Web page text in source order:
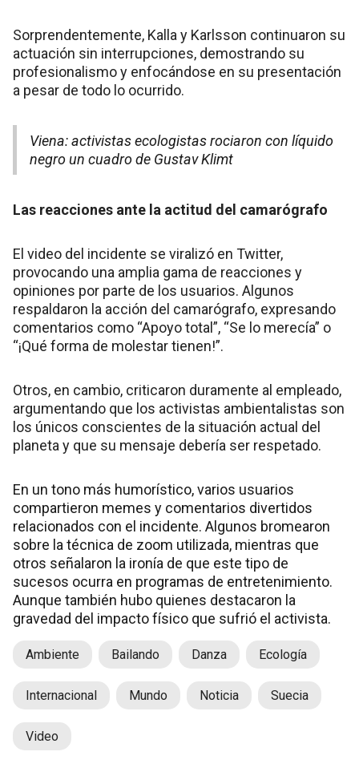
Sorprendentemente, Kalla y Karlsson continuaron su
actuación sin interrupciones, demostrando su
profesionalismo y enfocándose en su presentación
a pesar de todo lo ocurrido.
Viena: activistas ecologistas rociaron con líquido
negro un cuadro de Gustav Klimt
Las reacciones ante la actitud del camarógrafo
El video del incidente se viralizó en Twitter,
provocando una amplia gama de reacciones y
opiniones por parte de los usuarios. Algunos
respaldaron la acción del camarógrafo, expresando
comentarios como “Apoyo total”, “Se lo merecía” o
“¡Qué forma de molestar tienen!”.
Otros, en cambio, criticaron duramente al empleado,
argumentando que los activistas ambientalistas son
los únicos conscientes de la situación actual del
planeta y que su mensaje debería ser respetado.
En un tono más humorístico, varios usuarios
compartieron memes y comentarios divertidos
relacionados con el incidente. Algunos bromearon
sobre la técnica de zoom utilizada, mientras que
otros señalaron la ironía de que este tipo de
sucesos ocurra en programas de entretenimiento.
Aunque también hubo quienes destacaron la
gravedad del impacto físico que sufrió el activista.
Ambiente Bailando Danza Ecología
Internacional Mundo Noticia Suecia
Video